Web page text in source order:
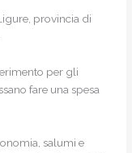
provincia di
per gli
fare una spesa
salumi e